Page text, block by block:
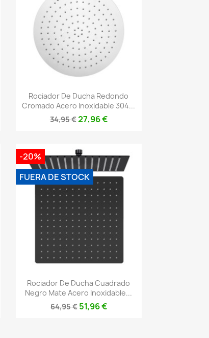
Vista rápida
Rociador De Ducha Redondo
Cromado Acero Inoxidable 304...
34,95 €27,96 €
Vista rápida
Rociador De Ducha Cuadrado
Negro Mate Acero Inoxidable...
64,95 € 51,96 €
-20%
FUERA DE STOCK